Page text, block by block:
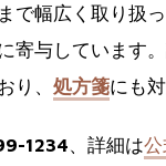
まで幅広く取り扱
寄与しています
り、 処方箋にも
1234、詳細は公